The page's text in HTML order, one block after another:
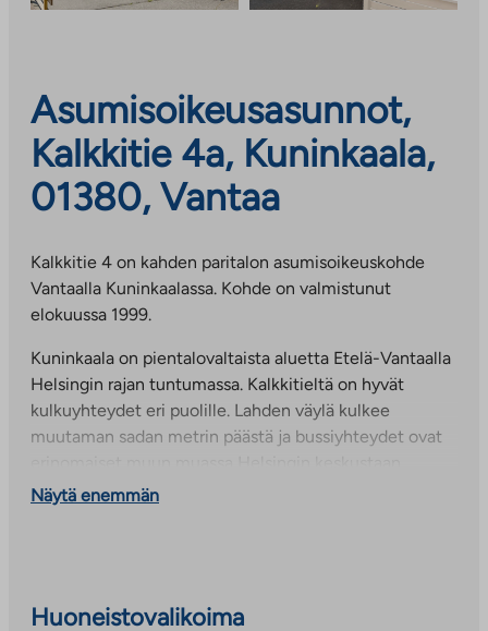
Asumisoikeusasunnot,
Kalkkitie 4a, Kuninkaala,
01380, Vantaa
Kalkkitie 4 on kahden paritalon asumisoikeuskohde
Vantaalla Kuninkaalassa. Kohde on valmistunut
elokuussa 1999.
Kuninkaala on pientalovaltaista aluetta Etelä-Vantaalla
Helsingin rajan tuntumassa. Kalkkitieltä on hyvät
kulkuyhteydet eri puolille. Lahden väylä kulkee
muutaman sadan metrin päästä ja bussiyhteydet ovat
Lähimmät koulut ja päiväkodit ovat alle kilometrin
voidaan säästää jopa 30–50 % vuosittaisista
Näytä enemmän
Huoneistovalikoima